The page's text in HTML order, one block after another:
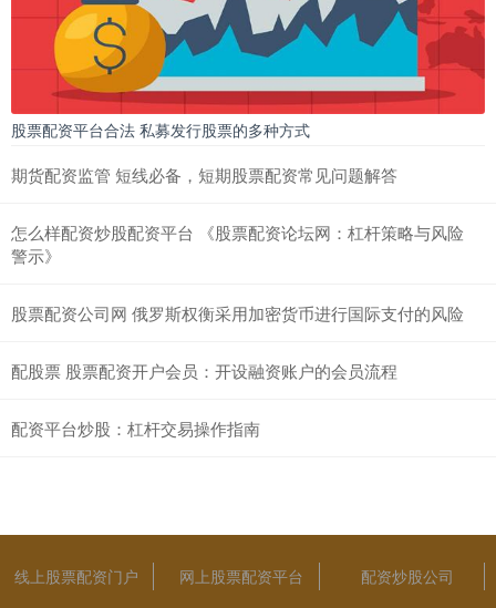
股票配资平台合法 私募发行股票的多种方式
期货配资监管 短线必备，短期股票配资常见问题解答
怎么样配资炒股配资平台 《股票配资论坛网：杠杆策略与风险
警示》
股票配资公司网 俄罗斯权衡采用加密货币进行国际支付的风险
配股票 股票配资开户会员：开设融资账户的会员流程
配资平台炒股：杠杆交易操作指南
线上股票配资门户 网上股票配资平台 配资炒股公司